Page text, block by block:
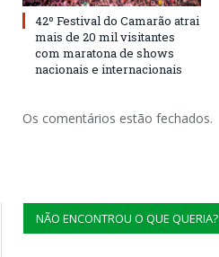
42º Festival do Camarão atrai
mais de 20 mil visitantes
com maratona de shows
nacionais e internacionais
Os comentários estão fechados.
NÃO ENCONTROU O QUE QUERIA?